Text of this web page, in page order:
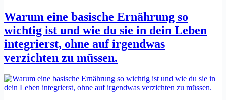
Warum eine basische Ernährung so
wichtig ist und wie du sie in dein Leben
integrierst, ohne auf irgendwas
verzichten zu müssen.